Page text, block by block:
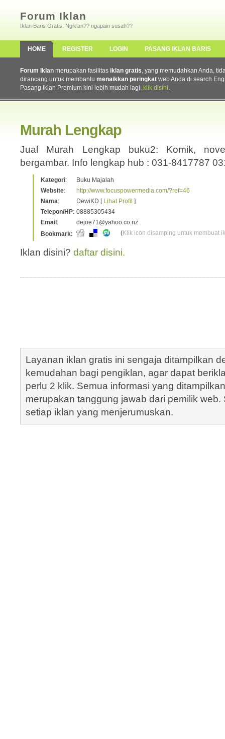
Forum Iklan
Iklan Baris Gratis. Ngiklan?? ngapain susah??
HOME REGISTER LOGIN PASANG IKLAN BARIS
Forum Iklan merupakan fasilitas iklan gratis, yang memudahkan Anda,
dirancang untuk membantu menaikkan peringkat web Anda di search
Pasang Iklan Premium kini lebih mudah lagi, klik disini.
Murah Lengkap
Jual Murah Lengkap buku2: Komik,
bergambar. Info lengkap hub : 031-8417787
Kategori:
Buku Majalah
Website:
http://www.focuspowermedia.com/?ref=46
Nama: DewiKD [ Lihat Profil ]
Telepon/HP: 08885305434
Email :
dejoe71@yahoo.co.nz
Bookmark:
(Klik icon disamping untuk membuat
Iklan disini? daftar disini.
Layanan iklan gratis ini sengaja ditampilkan
kemudahan bagi pengiklan, agar dapat
perlu 2 klik. Semua informasi yang
merupakan tanggung jawab dari pemilik
setiap iklan yang menjerumuskan.